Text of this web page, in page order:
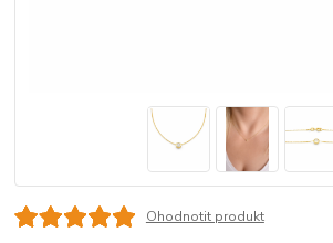
Ohodnotit produkt